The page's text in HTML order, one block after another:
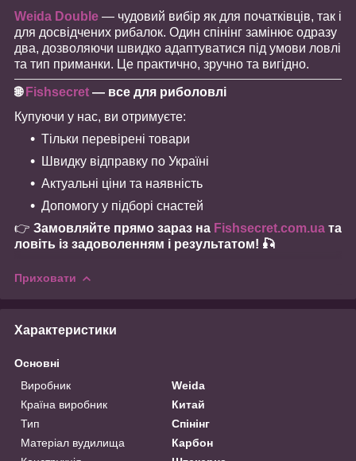
Weida Double — чудовий вибір як для початківців, так і
для досвідчених рибалок. Один спінінг замінює одразу
два, дозволяючи швидко адаптуватися під умови ловлі
та тип приманки. Це практично, зручно та вигідно.
🌐 Fishsecret — все для риболовлі
Купуючи у нас, ви отримуєте:
Тільки перевірені товари
Швидку відправку по Україні
Актуальні ціни та наявність
Допомогу у підборі снастей
👉 Замовляйте прямо зараз на Fishsecret.com.ua та
ловіть із задоволенням і результатом! 🎣
Приховати
Характеристики
Основні
Виробник
Weida
Країна виробник
Китай
Тип
Спінінг
Матеріал вудилища
Карбон